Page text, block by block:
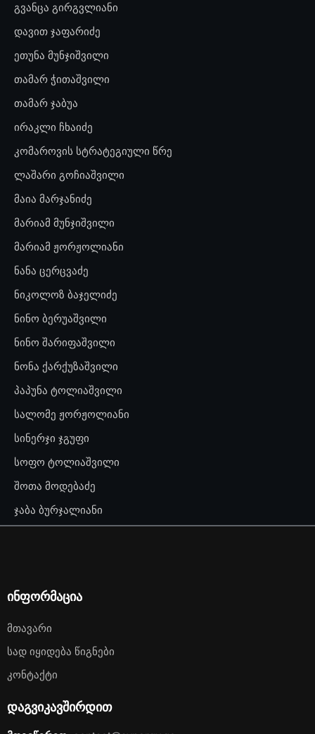
გვანცა გირგვლიანი
დავით ჯაფარიძე
ეთუნა მუნჯიშვილი
თამარ ჭითაშვილი
თამარ ჯაბუა
ირაკლი ჩხაიძე
კომაროვის სტრატეგიული წრე
ლაშარი გოჩიაშვილი
მაია მარჯანიძე
მარიამ მუნჯიშვილი
მარიამ ჟორჟოლიანი
ნანა ცერცვაძე
ნიკოლოზ ბაჯელიძე
ნინო ბერუაშვილი
ნინო შარიფაშვილი
ნონა ქარქუზაშვილი
პაპუნა ტოლიაშვილი
სალომე ჟორჟოლიანი
სინერჯი ჯგუფი
სოფო ტოლიაშვილი
შოთა მოდებაძე
ჯაბა ბურჯალიანი
ინფორმაცია
Მთავარი
Სად Იყიდება Წიგნები
Კონტაქტი
დაგვიკავშირდით